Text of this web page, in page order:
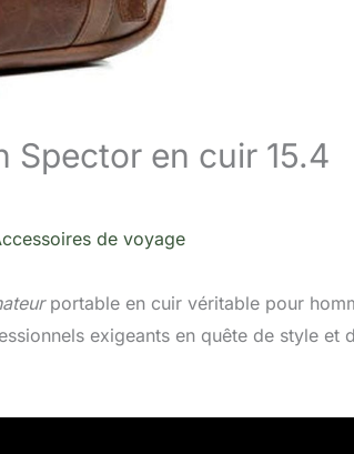
Spector en cuir 15.4
de voyage
portable en cuir véritable pour
exigeants en quête de style et